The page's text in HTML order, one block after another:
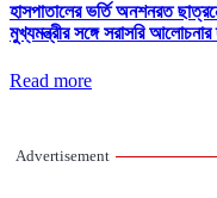
হাসপাতালের ভর্তি অনশনরত
মুখ্যমন্ত্রীর সঙ্গে সরাসরি
Read more
Advertisement